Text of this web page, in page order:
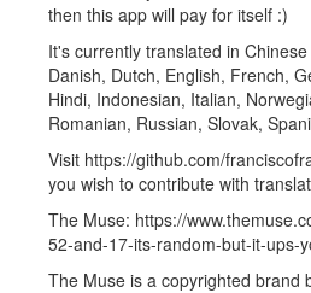
then this app will pay for itself :)
It's currently translated in
Danish, Dutch, English, French,
Hindi, Indonesian, Italian,
Romanian, Russian, Slovak,
Visit https://github.com/
you wish to contribute with
The Muse: https://
52-and-17-its-random-but-it-ups-
The Muse is a copyrighted brand